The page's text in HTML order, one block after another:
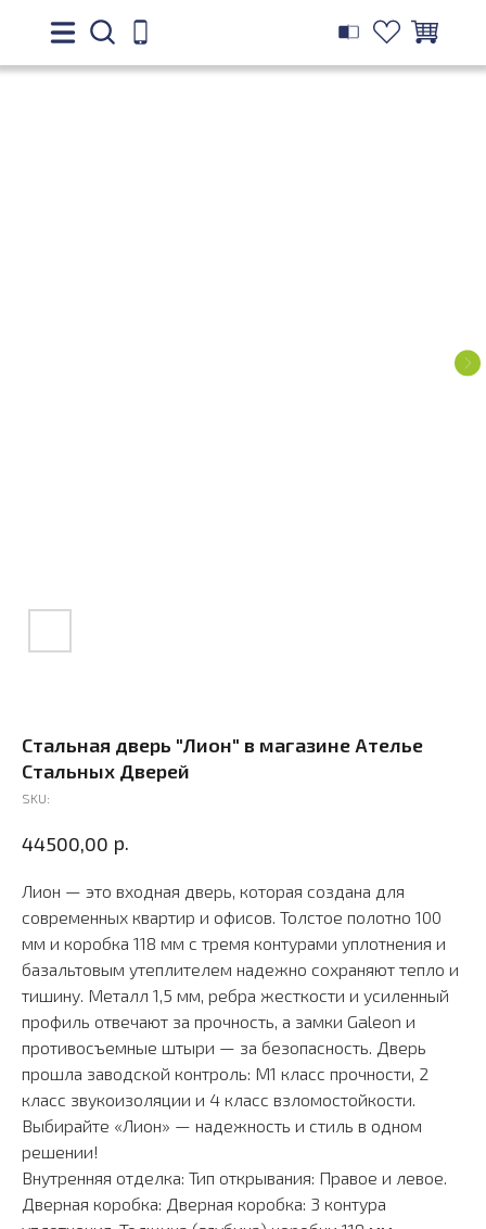
Стальная дверь "Лион" в магазине Ателье
Стальных Дверей
SKU:
44500,00 р.
Лион — это входная дверь, которая создана для
современных квартир и офисов. Толстое полотно 100
мм и коробка 118 мм с тремя контурами уплотнения и
базальтовым утеплителем надежно сохраняют тепло и
тишину. Металл 1,5 мм, ребра жесткости и усиленный
профиль отвечают за прочность, а замки Galeon и
противосъемные штыри — за безопасность. Дверь
прошла заводской контроль: М1 класс прочности, 2
класс звукоизоляции и 4 класс взломостойкости.
Выбирайте «Лион» — надежность и стиль в одном
решении!
Внутренняя отделка: Тип открывания: Правое и левое.
Дверная коробка: Дверная коробка: 3 контура